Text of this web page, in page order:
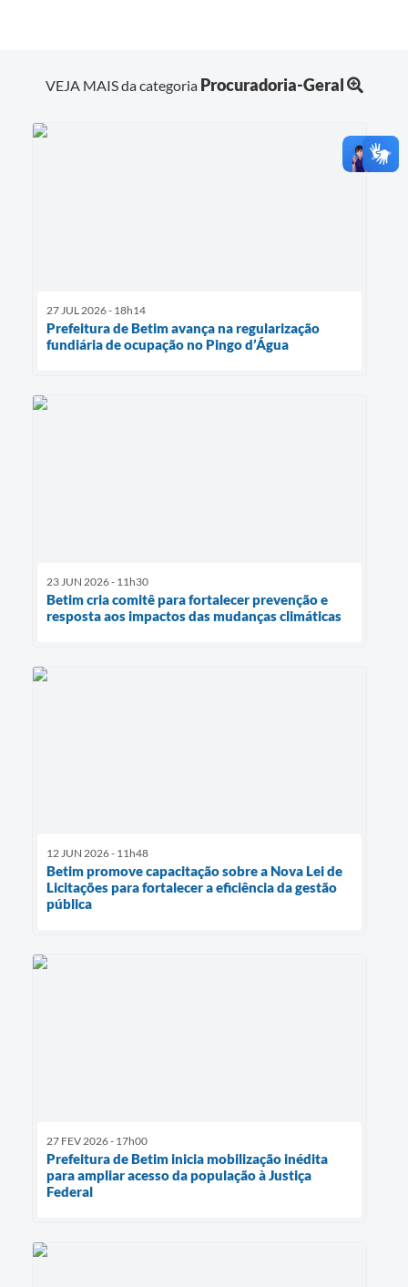
VEJA MAIS da categoria Procuradoria-Geral
27 JUL 2026 - 18h14
Prefeitura de Betim avança na regularização
fundiária de ocupação no Pingo d’Água
23 JUN 2026 - 11h30
Betim cria comitê para fortalecer prevenção e
resposta aos impactos das mudanças climáticas
12 JUN 2026 - 11h48
Betim promove capacitação sobre a Nova Lei de
Licitações para fortalecer a eficiência da gestão
pública
27 FEV 2026 - 17h00
Prefeitura de Betim inicia mobilização inédita
para ampliar acesso da população à Justiça
Federal